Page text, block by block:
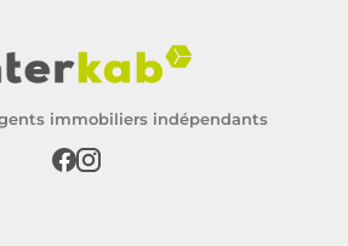
immobiliers indépendants